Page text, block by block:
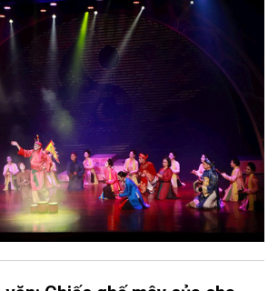
về chiều sâu văn hiến của dân tộc.
mới, câu hỏi đặt ra không chỉ Hà Nội có
nhiêu văn nghệ sĩ, trí thức, không gian ký
để những giá trị ấy trở thành nguồn lực
mạnh mềm, thành động lực sáng tạo,
tranh của Thủ đô.